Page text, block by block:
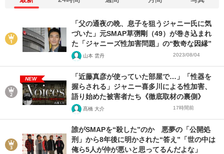
「父の通夜の晩、息子を狙うジャニー氏に気
づいた」元SMAP草彅剛（49）が巻き込まれ
た「ジャニーズ性加害問題」の“数奇な因縁”
山本 雲丹 2023/08/04
NEW
「近藤真彦が使っていた部屋で…」「性器を
握らされる」ジャニー喜多川による性加害、
語り始めた被害者たち《徹底取材の裏側》
髙橋 大介 17時間前
誰がSMAPを“殺した”のか 悪夢の「公開処
刑」から8年後に明かされた“答え”「世の中は
俺ら5人が仲が悪いと思ってるんだよな」